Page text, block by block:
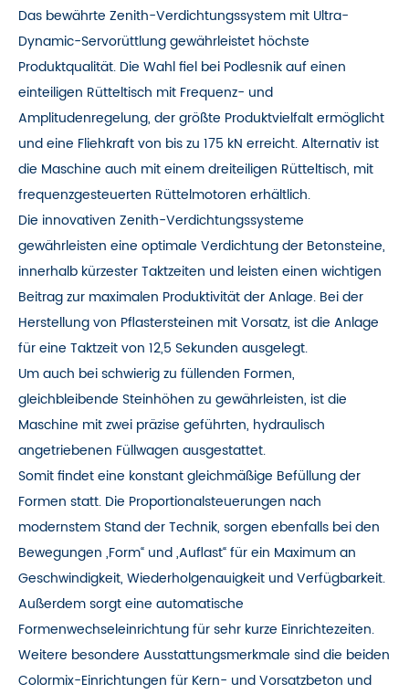
Das bewährte Zenith-Verdichtungssystem mit Ultra-
Dynamic-Servorüttlung gewährleistet höchste
Produktqualität. Die Wahl fiel bei Podlesnik auf einen
einteiligen Rütteltisch mit Frequenz- und
Amplitudenregelung, der größte Produktvielfalt ermöglicht
und eine Fliehkraft von bis zu 175 kN erreicht. Alternativ ist
die Maschine auch mit einem dreiteiligen Rütteltisch, mit
frequenzgesteuerten Rüttelmotoren erhältlich.
Die innovativen Zenith-Verdichtungssysteme
gewährleisten eine optimale Verdichtung der Betonsteine,
innerhalb kürzester Taktzeiten und leisten einen wichtigen
Beitrag zur maximalen Produktivität der Anlage. Bei der
Herstellung von Pflastersteinen mit Vorsatz, ist die Anlage
für eine Taktzeit von 12,5 Sekunden ausgelegt.
Um auch bei schwierig zu füllenden Formen,
gleichbleibende Steinhöhen zu gewährleisten, ist die
Maschine mit zwei präzise geführten, hydraulisch
angetriebenen Füllwagen ausgestattet.
Somit findet eine konstant gleichmäßige Befüllung der
Formen statt. Die Proportionalsteuerungen nach
modernstem Stand der Technik, sorgen ebenfalls bei den
Bewegungen „Form“ und „Auflast“ für ein Maximum an
Geschwindigkeit, Wiederholgenauigkeit und Verfügbarkeit.
Außerdem sorgt eine automatische
Formenwechseleinrichtung für sehr kurze Einrichtezeiten.
Weitere besondere Ausstattungsmerkmale sind die beiden
Colormix-Einrichtungen für Kern- und Vorsatzbeton und